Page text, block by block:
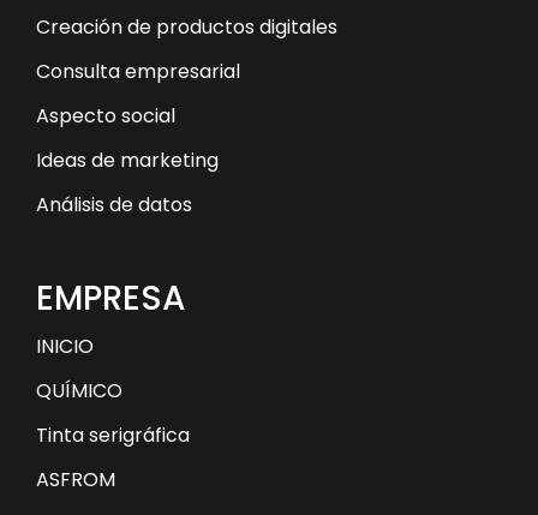
Creación de productos digitales
Consulta empresarial
Aspecto social
Ideas de marketing
Análisis de datos
EMPRESA
INICIO
QUÍMICO
Tinta serigráfica
ASFROM